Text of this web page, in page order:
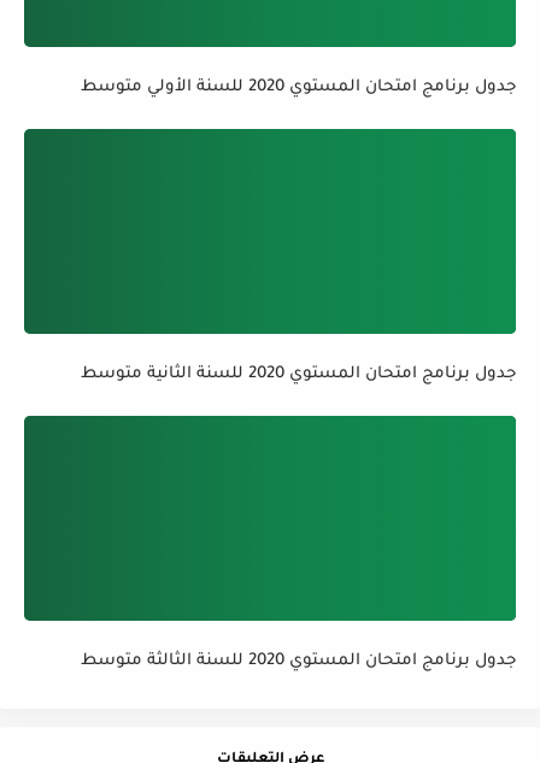
جدول برنامج امتحان المستوي 2020 للسنة الأولي متوسط
جدول برنامج امتحان المستوي 2020 للسنة الثانية متوسط
جدول برنامج امتحان المستوي 2020 للسنة الثالثة متوسط